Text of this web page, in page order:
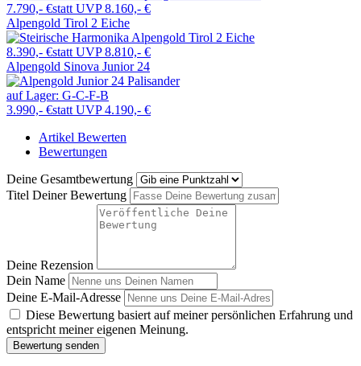
7.790,- €statt UVP 8.160,- €
Alpengold Tirol 2 Eiche
8.390,- €statt UVP 8.810,- €
Alpengold Sinova Junior 24
auf Lager: G-C-F-B
3.990,- €statt UVP 4.190,- €
Artikel Bewerten
Bewertungen
Deine Gesamtbewertung
Titel Deiner Bewertung
Deine Rezension
Dein Name
Deine E-Mail-Adresse
Diese Bewertung basiert auf meiner persönlichen Erfahrung und
entspricht meiner eigenen Meinung.
Bewertung senden